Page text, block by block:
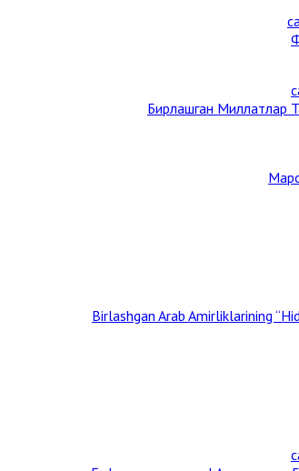
Бирлашган Миллатлар
Birlashgan Arab Amirliklarining